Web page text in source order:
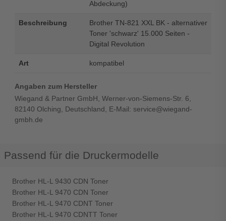
Abdeckung)
Beschreibung
Brother TN-821 XXL BK - alternativer
Toner 'schwarz' 15.000 Seiten -
Digital Revolution
Art kompatibel
Angaben zum Hersteller
Wiegand & Partner GmbH, Werner-von-Siemens-Str. 6,
82140 Olching, Deutschland, E-Mail: service@wiegand-
gmbh.de
Passend für die Druckermodelle
Brother HL-L 9430 CDN Toner
Brother HL-L 9470 CDN Toner
Brother HL-L 9470 CDNT Toner
Brother HL-L 9470 CDNTT Toner